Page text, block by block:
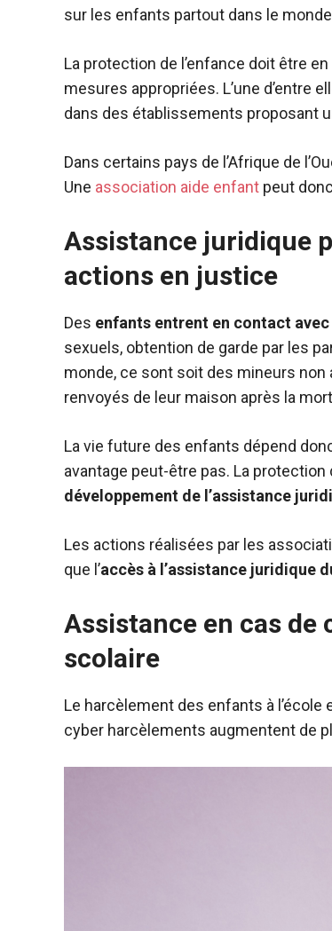
sur les enfants partout dans le
La protection de l’enfance doit être
mesures appropriées. L’une
dans des établissements proposant
Dans certains pays de l’Afrique de
Une association aide enfant peut
Assistance juridique
actions en justice
Des enfants entrent en contact
sexuels, obtention de garde par les
monde, ce sont soit des mineurs
renvoyés de leur maison après la
La vie future des enfants dépend
avantage peut-être pas. La protection
développement de l’assistance
Les actions réalisées par les
que l’accès à l’assistance juridique
Assistance en cas
scolaire
Le harcèlement des enfants à
cyber harcèlements augmentent de